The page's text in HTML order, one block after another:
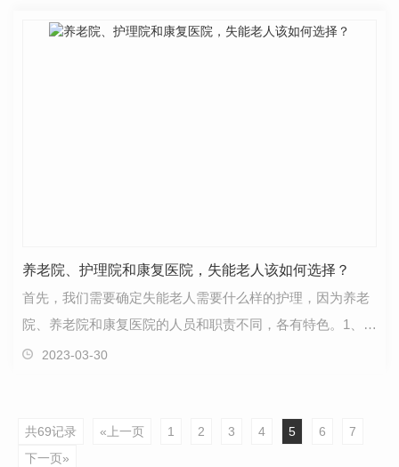
养老院、护理院和康复医院，失能老人该如何选择？
首先，我们需要确定失能老人需要什么样的护理，因为养老
院、养老院和康复医院的人员和职责不同，各有特色。1、养
老院养老院为老年人提供集体住房、提供养老服务的…
2023-03-30
共69记录 «上一页 1 2 3 4 5 6
7
下一页»